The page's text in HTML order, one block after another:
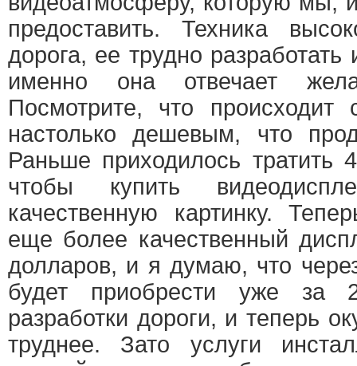
предоставить. Техника
дорога, ее трудно
именно она отвечает
Посмотрите, что
настолько дешевым, что
Раньше приходилось тратить
чтобы купить
качественную картинку.
еще более качественный
долларов, и я думаю, что
будет приобрести уже за
разработки дороги, и теперь
труднее. Зато услуги